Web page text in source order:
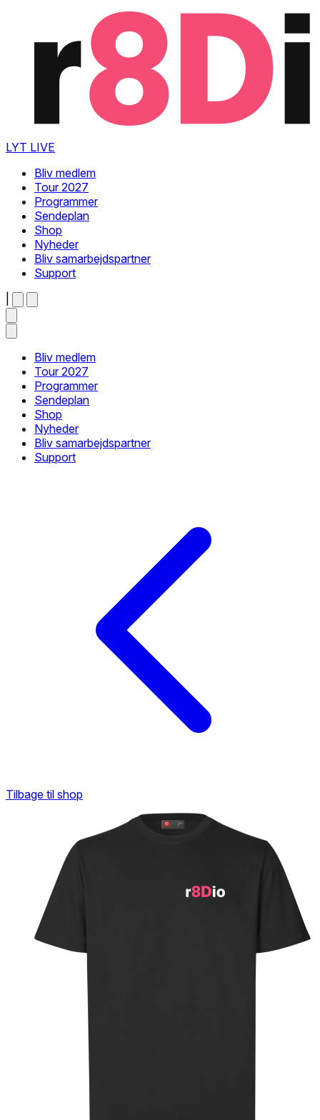
LYT LIVE
Bliv medlem
Tour 2027
Programmer
Sendeplan
Shop
Nyheder
Bliv samarbejdspartner
Support
Bliv medlem
Tour 2027
Programmer
Sendeplan
Shop
Nyheder
Bliv samarbejdspartner
Support
Tilbage til shop